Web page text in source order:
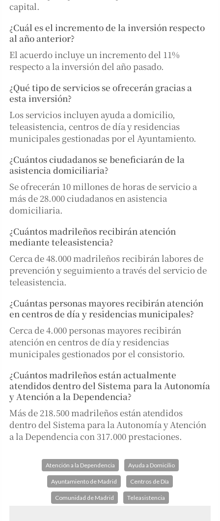
capital.
¿Cuál es el incremento de la inversión respecto
al año anterior?
El acuerdo incluye un incremento del 11%
respecto a la inversión del año pasado.
¿Qué tipo de servicios se ofrecerán gracias a
esta inversión?
Los servicios incluyen ayuda a domicilio,
teleasistencia, centros de día y residencias
municipales gestionadas por el Ayuntamiento.
¿Cuántos ciudadanos se beneficiarán de la
asistencia domiciliaria?
Se ofrecerán 10 millones de horas de servicio a
más de 28.000 ciudadanos en asistencia
domiciliaria.
¿Cuántos madrileños recibirán atención
mediante teleasistencia?
Cerca de 48.000 madrileños recibirán labores de
prevención y seguimiento a través del servicio de
teleasistencia.
¿Cuántas personas mayores recibirán atención
en centros de día y residencias municipales?
Cerca de 4.000 personas mayores recibirán
atención en centros de día y residencias
municipales gestionados por el consistorio.
¿Cuántos madrileños están actualmente
atendidos dentro del Sistema para la Autonomía
y Atención a la Dependencia?
Más de 218.500 madrileños están atendidos
dentro del Sistema para la Autonomía y Atención
a la Dependencia con 317.000 prestaciones.
Atención a la Dependencia Ayuda a Domicilio
Ayuntamiento de Madrid Centros de Día
Comunidad de Madrid Teleasistencia